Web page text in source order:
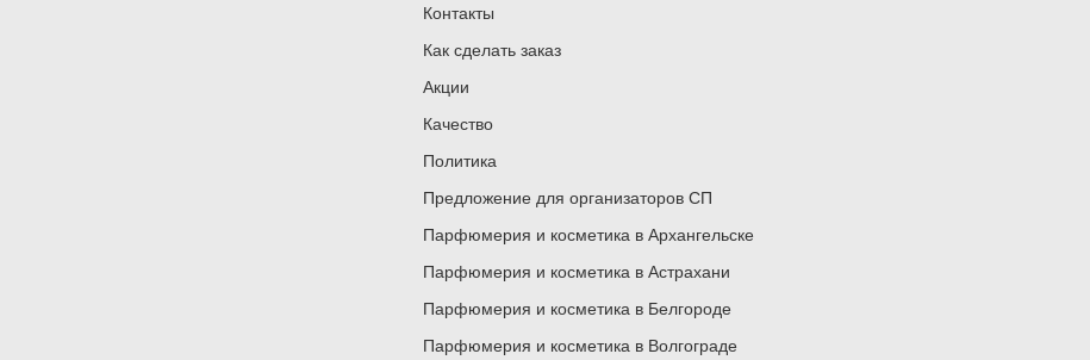
Контакты
Как сделать заказ
Акции
Качество
Политика
Предложение для организаторов СП
Парфюмерия и косметика в Архангельске
Парфюмерия и косметика в Астрахани
Парфюмерия и косметика в Белгороде
Парфюмерия и косметика в Волгограде